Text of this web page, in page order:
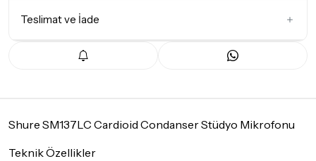
Teslimat ve İade
Teslimat Koşulları
tatil günlerinde teslimat yapılamamaktadır.
Seçtiğiniz ürünlerin tamamı
Shure SM137LC Cardioid Condanser Stüdyo Mikrofonu
Teknik Özellikler